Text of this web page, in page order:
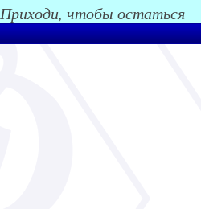
Приходи, чтобы остаться